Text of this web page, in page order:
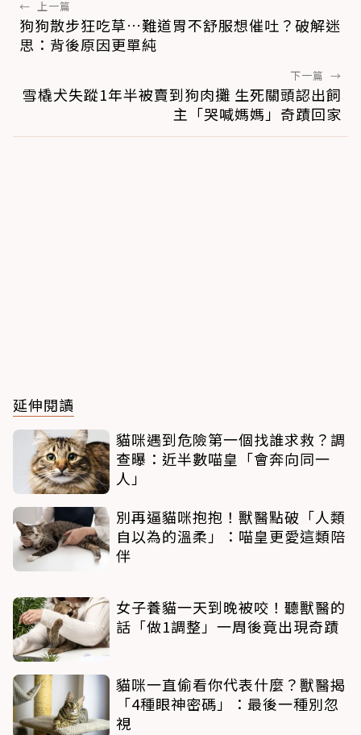
← 上一篇
狗狗散步狂吃草…難道胃不舒服想催吐？破解迷
思：背後原因更單純
下一篇 →
雪橇犬失蹤1年半被賣到狗肉攤 生死關頭認出飼
主「哭喊媽媽」奇蹟回家
延伸閱讀
貓咪遇到危險第一個找誰求救？調
查曝：近半數喵皇「會奔向同一
人」
別再逼貓咪抱抱！獸醫點破「人類
自以為的溫柔」：喵皇更愛這類陪
伴
女子養貓一天到晚被咬！聽獸醫的
話「做1調整」一周後竟出現奇蹟
貓咪一直偷看你代表什麼？獸醫揭
「4種眼神密碼」：最後一種別忽
視